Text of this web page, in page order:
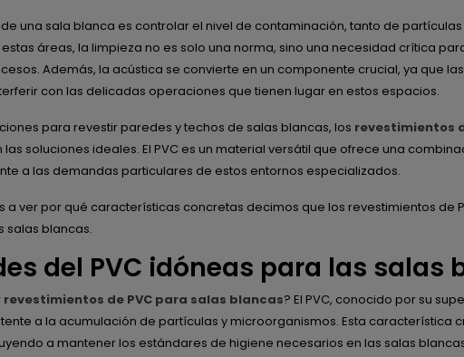
una sala blanca es controlar el nivel de contaminación, tanto de
áreas, la limpieza no es solo una norma, sino una necesidad crítica
Además, la acústica se convierte en un componente crucial, ya que
con las delicadas operaciones que tienen lugar en estos espacios.
para revestir paredes y techos de salas blancas, los revestimientos
las soluciones ideales. El PVC es un material versátil que ofrece una
a las demandas particulares de estos entornos especializados.
a ver por qué características concretas decimos que los revestimientos de
salas blancas.
del PVC idóneas para las salas
revestimientos de PVC para salas blancas? El PVC, conocido por su
a la acumulación de partículas y microorganismos. Esta característica
a mantener los estándares de higiene necesarios en las salas